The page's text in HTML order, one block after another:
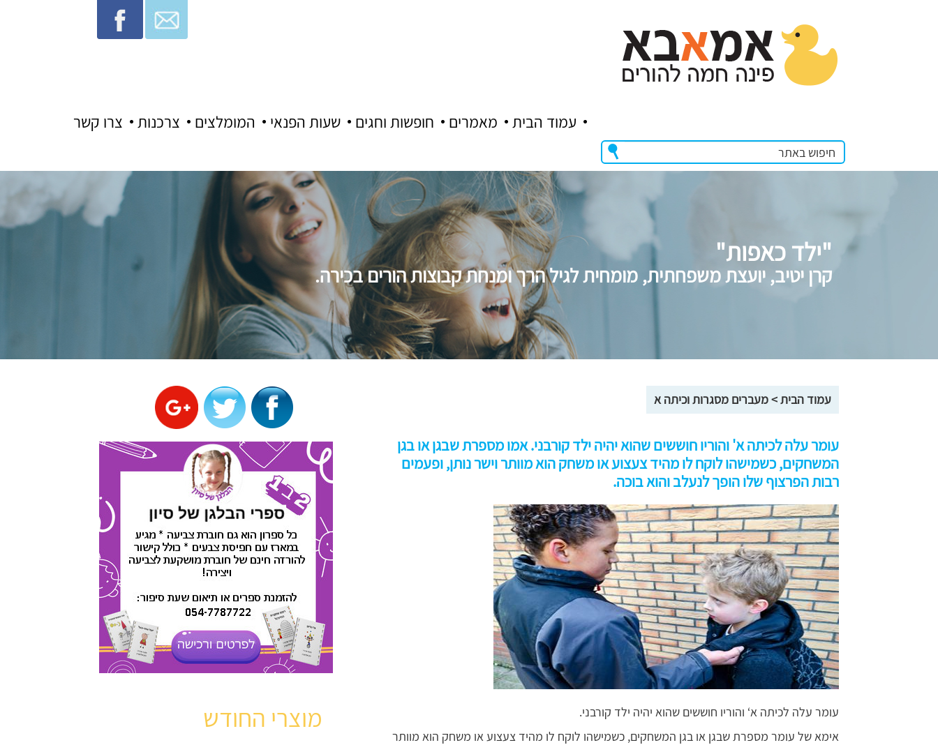
צרו קשר צרכנות המומלצים שעות הפנאי חופשות וחגים מאמרים עמוד הבית
"ילד כאפות"
קרן יטיב, יועצת משפחתית, מומחית לגיל הרך ומנחת קבוצות הורים בכירה.
עמוד הבית>מעברים מסגרות וכיתה א
עומר עלה לכיתה א' והוריו חוששים שהוא יהיה ילד קורבני. אמו מספרת שבגן או בגן
המשחקים, כשמישהו לוקח לו מהיד צעצוע או משחק הוא מוותר וישר נותן, ופעמים
רבות הפרצוף שלו הופך לנעלב והוא בוכה.
עומר עלה לכיתה א‘ והוריו חוששים שהוא יהיה ילד קורבני.
אימא של עומר מספרת שבגן או בגן המשחקים, כשמישהו לוקח לו מהיד צעצוע או משחק הוא מוותר
מוצרי החודש